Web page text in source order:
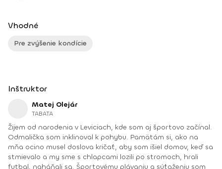
Vhodné
Pre zvýšenie kondície
Inštruktor
Matej Olejár
TABATA
Žijem od narodenia v Leviciach, kde som aj športovo začínal.
Odmalička som inklinoval k pohybu. Pamätám si, ako na
mňa ocino musel doslova kričať, aby som išiel domov, keď sa
stmievalo a my sme s chlapcami lozili po stromoch, hrali
futbal, naháňali sa. Športovému plávaniu a súťaženiu som